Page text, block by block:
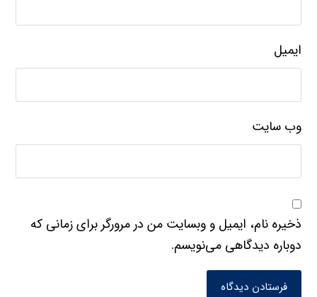
ایمیل
وب‌ سایت
ذخیره نام، ایمیل و وبسایت من در مرورگر برای زمانی که
دوباره دیدگاهی می‌نویسم.
فرستادن دیدگاه